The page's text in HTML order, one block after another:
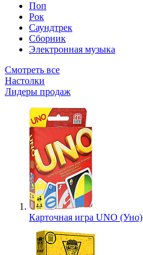
Поп
Рок
Саундтрек
Сборник
Электронная музыка
Смотреть все
Настолки
Лидеры продаж
Карточная игра UNO (Уно)